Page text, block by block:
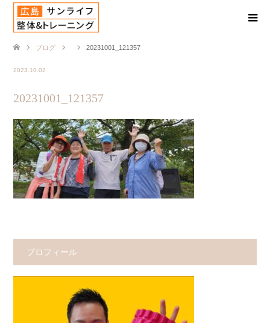
ブログ 20231001_121357
2023.10.02
20231001_121357
プロフィール